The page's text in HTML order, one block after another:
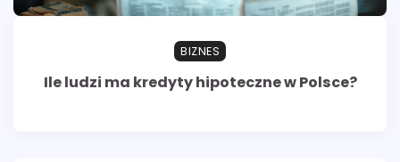
BIZNES
Ile ludzi ma kredyty hipoteczne w Polsce?